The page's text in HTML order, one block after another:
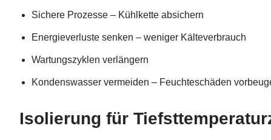
Sichere Prozesse – Kühlkette absichern
Energieverluste senken – weniger Kälteverbrauch
Wartungszyklen verlängern
Kondenswasser vermeiden – Feuchteschäden
Isolierung für